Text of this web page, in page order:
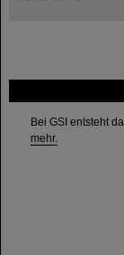
Bei GSI entsteht
mehr.